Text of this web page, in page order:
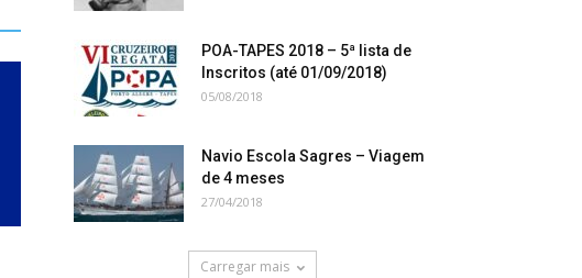
POA-TAPES 2018 – 5ª lista de
Inscritos (até 01/09/2018)
05/08/2018
Navio Escola Sagres – Viagem
de 4 meses
27/04/2018
Carregar mais